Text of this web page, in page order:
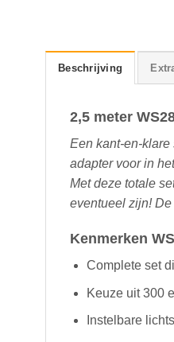
Beschrijving
2,5 meter
Een kant-en-klare
adapter voor in
Met deze totale
eventueel zijn!
Kenmerken
Complete set
Keuze uit 300
Instelbare